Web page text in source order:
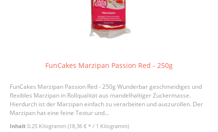
FunCakes Marzipan Passion Red - 250g
FunCakes Marzipan Passion Red - 250g Wunderbar geschmeidiges und
flexibles Marzipan in Rollqualität aus mandelhaltiger Zuckermasse.
Hierdurch ist der Marzipan einfach zu verarbeiten und auszurollen. Der
Marzipan hat eine feine Textur und...
Inhalt0.25 Kilogramm(18,36 € * / 1 Kilogramm)